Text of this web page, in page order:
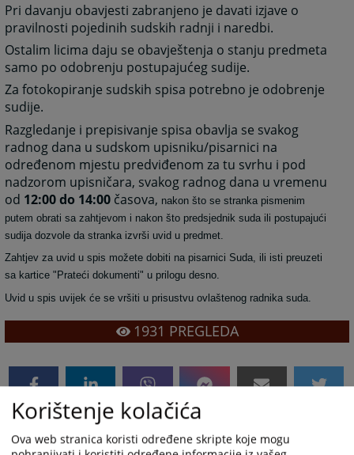
Pri davanju obavjesti zabranjeno je davati izjave o
pravilnosti pojedinih sudskih radnji i naredbi.
Ostalim licima daju se obavještenja o stanju predmeta
samo po odobrenju postupajućeg sudije.
Za fotokopiranje sudskih spisa potrebno je odobrenje
sudije.
Razgledanje i prepisivanje spisa obavlja se svakog
radnog dana u sudskom upisniku/pisarnici na
određenom mjestu predviđenom za tu svrhu i pod
nadzorom upisničara, svakog radnog dana u vremenu
od 12:00 do 14:00 časova, nakon što se stranka pismenim
putem obrati sa zahtjevom i nakon što predsjednik suda ili postupajući
sudija dozvole da stranka izvrši uvid u predmet.
Zahtjev za uvid u spis možete dobiti na pisarnici Suda, ili isti preuzeti
sa kartice "Prateći dokumenti" u prilogu desno.
Uvid u spis uvijek će se vršiti u prisustvu ovlaštenog radnika suda.
1931 PREGLEDA
Korištenje kolačića
Ova web stranica koristi određene skripte koje mogu